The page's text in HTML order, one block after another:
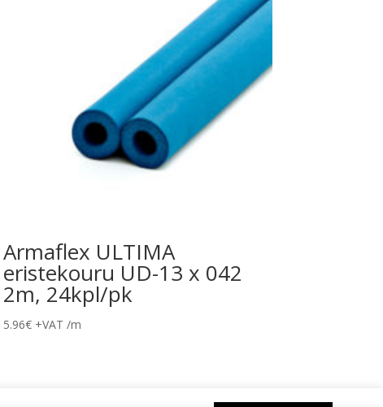
Armaflex ULTIMA
eristekouru UD-13 x 042
2m, 24kpl/pk
5.96€ +VAT /m